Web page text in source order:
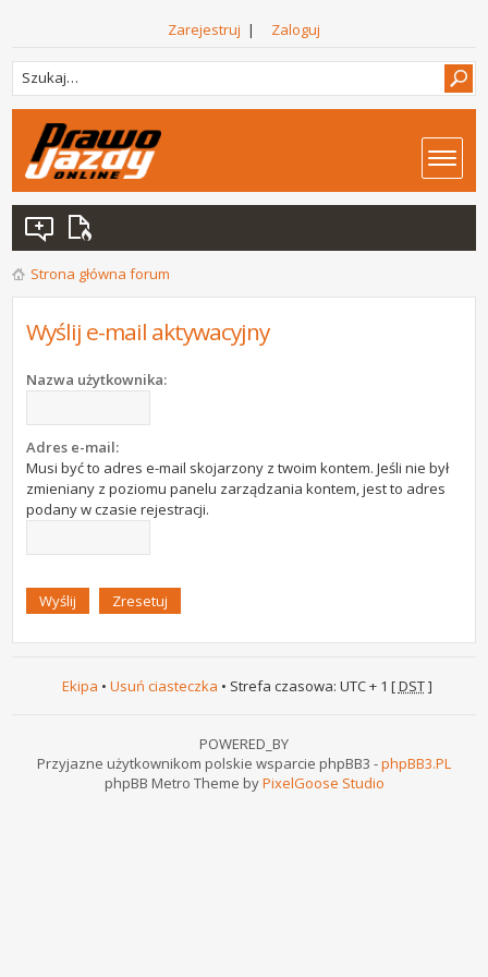
Zarejestruj | Zaloguj
Strona główna forum
Wyślij e-mail aktywacyjny
Nazwa użytkownika:
Adres e-mail:
Musi być to adres e-mail skojarzony z twoim kontem. Jeśli nie był
zmieniany z poziomu panelu zarządzania kontem, jest to adres
podany w czasie rejestracji.
Ekipa • Usuń ciasteczka • Strefa czasowa: UTC + 1 [DST]
POWERED_BY
Przyjazne użytkownikom polskie wsparcie phpBB3 -phpBB3.PL
phpBB Metro Theme byPixelGoose Studio